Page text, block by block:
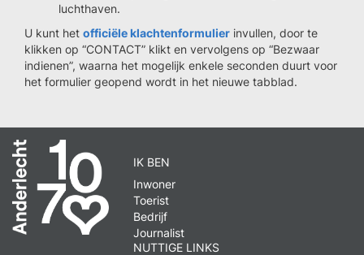
luchthaven.
U kunt het officiële klachtenformulier invullen, door te
klikken op “CONTACT” klikt en vervolgens op “Bezwaar
indienen”, waarna het mogelijk enkele seconden duurt voor
het formulier geopend wordt in het nieuwe tabblad.
IK BEN
Inwoner
Toerist
Bedrijf
Journalist
NUTTIGE LINKS